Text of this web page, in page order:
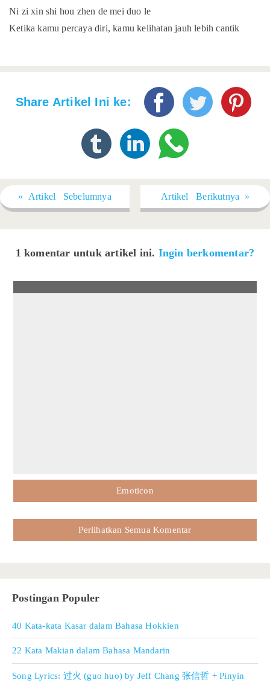
Ni zi xin shi hou zhen de mei duo le
Ketika kamu percaya diri, kamu kelihatan jauh lebih cantik
Share Artikel Ini ke:
« Artikel Sebelumnya Artikel Berikutnya »
1 komentar untuk artikel ini. Ingin berkomentar?
Emoticon
Perlihatkan Semua Komentar
Postingan Populer
40 Kata-kata Kasar dalam Bahasa Hokkien
22 Kata Makian dalam Bahasa Mandarin
Song Lyrics: 过火 (guo huo) by Jeff Chang 张信哲 + Pinyin